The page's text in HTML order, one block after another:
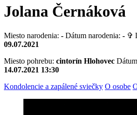
Jolana Černáková
Miesto narodenia: - Dátum narodenia: - ✞
09.07.2021
Miesto pohrebu: cintorín Hlohovec
14.07.2021 13:30
Kondolencie a zapálené sviečky O osobe